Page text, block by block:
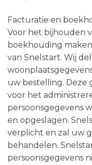
Facturatie en
Voor het bijhouden
boekhouding
van Snelstart. Wij
uw bestelling. Deze
voor het
persoonsgegevens
en opgeslagen.
verplicht en zal uw
behandelen.
persoonsgegevens